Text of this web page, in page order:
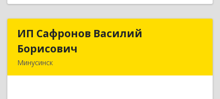
ИП Сафронов Василий
Борисович
Минусинск
ИП Сафронов Василий